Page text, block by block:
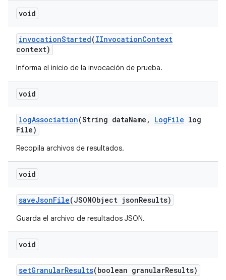
void
invocationStarted(IInvocationContext
context)
Informa el inicio de la invocación de prueba.
void
logAssociation(String dataName , LogFile log
File)
Recopila archivos de resultados.
void
saveJsonFile(JSONObject jsonResults)
Guarda el archivo de resultados JSON.
void
setGranularResults(boolean granularResults)